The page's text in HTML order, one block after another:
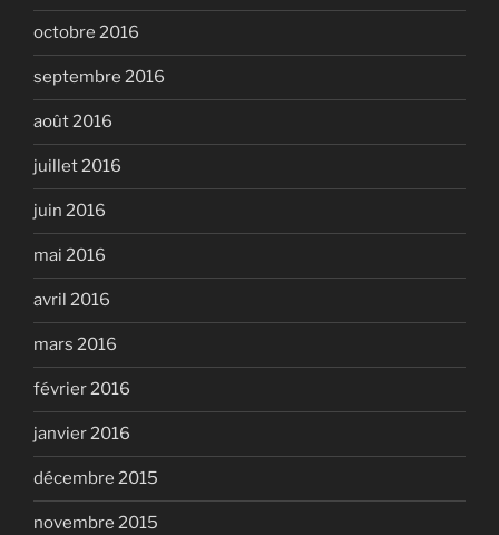
octobre 2016
septembre 2016
août 2016
juillet 2016
juin 2016
mai 2016
avril 2016
mars 2016
février 2016
janvier 2016
décembre 2015
novembre 2015